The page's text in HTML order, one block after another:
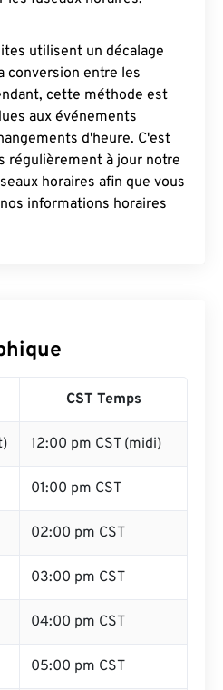
utilisent un décalage
conversion entre les
cette méthode est
aux événements
d'heure. C'est
régulièrement à jour notre
horaires afin que vous
informations horaires
CST Temps
12:00 pm CST (midi)
01:00 pm CST
02:00 pm CST
03:00 pm CST
04:00 pm CST
05:00 pm CST